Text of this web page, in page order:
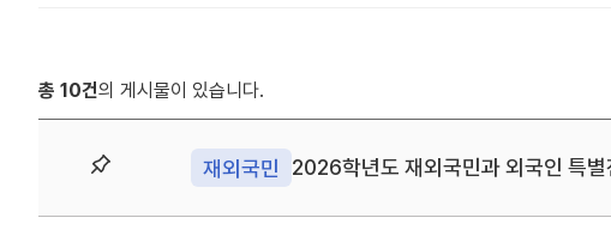
총 10건의 게시물이 있습니다.
상
재외국민 2026학년도 재외국민과 외국인 특